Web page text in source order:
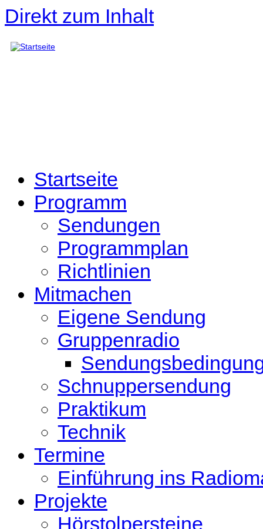
Direkt zum Inhalt
Startseite
Programm
Sendungen
Programmplan
Richtlinien
Mitmachen
Eigene Sendung
Gruppenradio
Schnuppersendung
Praktikum
Technik
Termine
Einführung ins
Projekte
Hörstolpersteine